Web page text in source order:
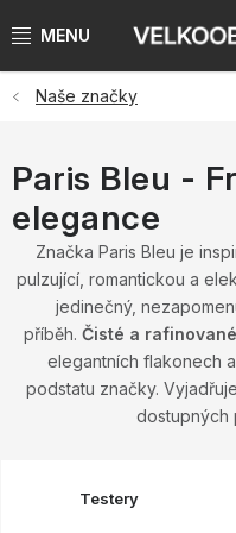
na
NAŠE ZNAČKY
PŘEDPRODEJ VÁNOCE
NOVINKY 2026
KATEGORIE
ZNAČKY PODLE ZEMÍ
VÝPRODEJ SKLADU AŽ -
Naše značky
Paris Bleu -
elegance
Značka Paris Bleu je
pulzující, romantickou a
jedinečný,
příběh. Čisté a
elegantních flakonech
podstatu značky.
dostupných
Testery